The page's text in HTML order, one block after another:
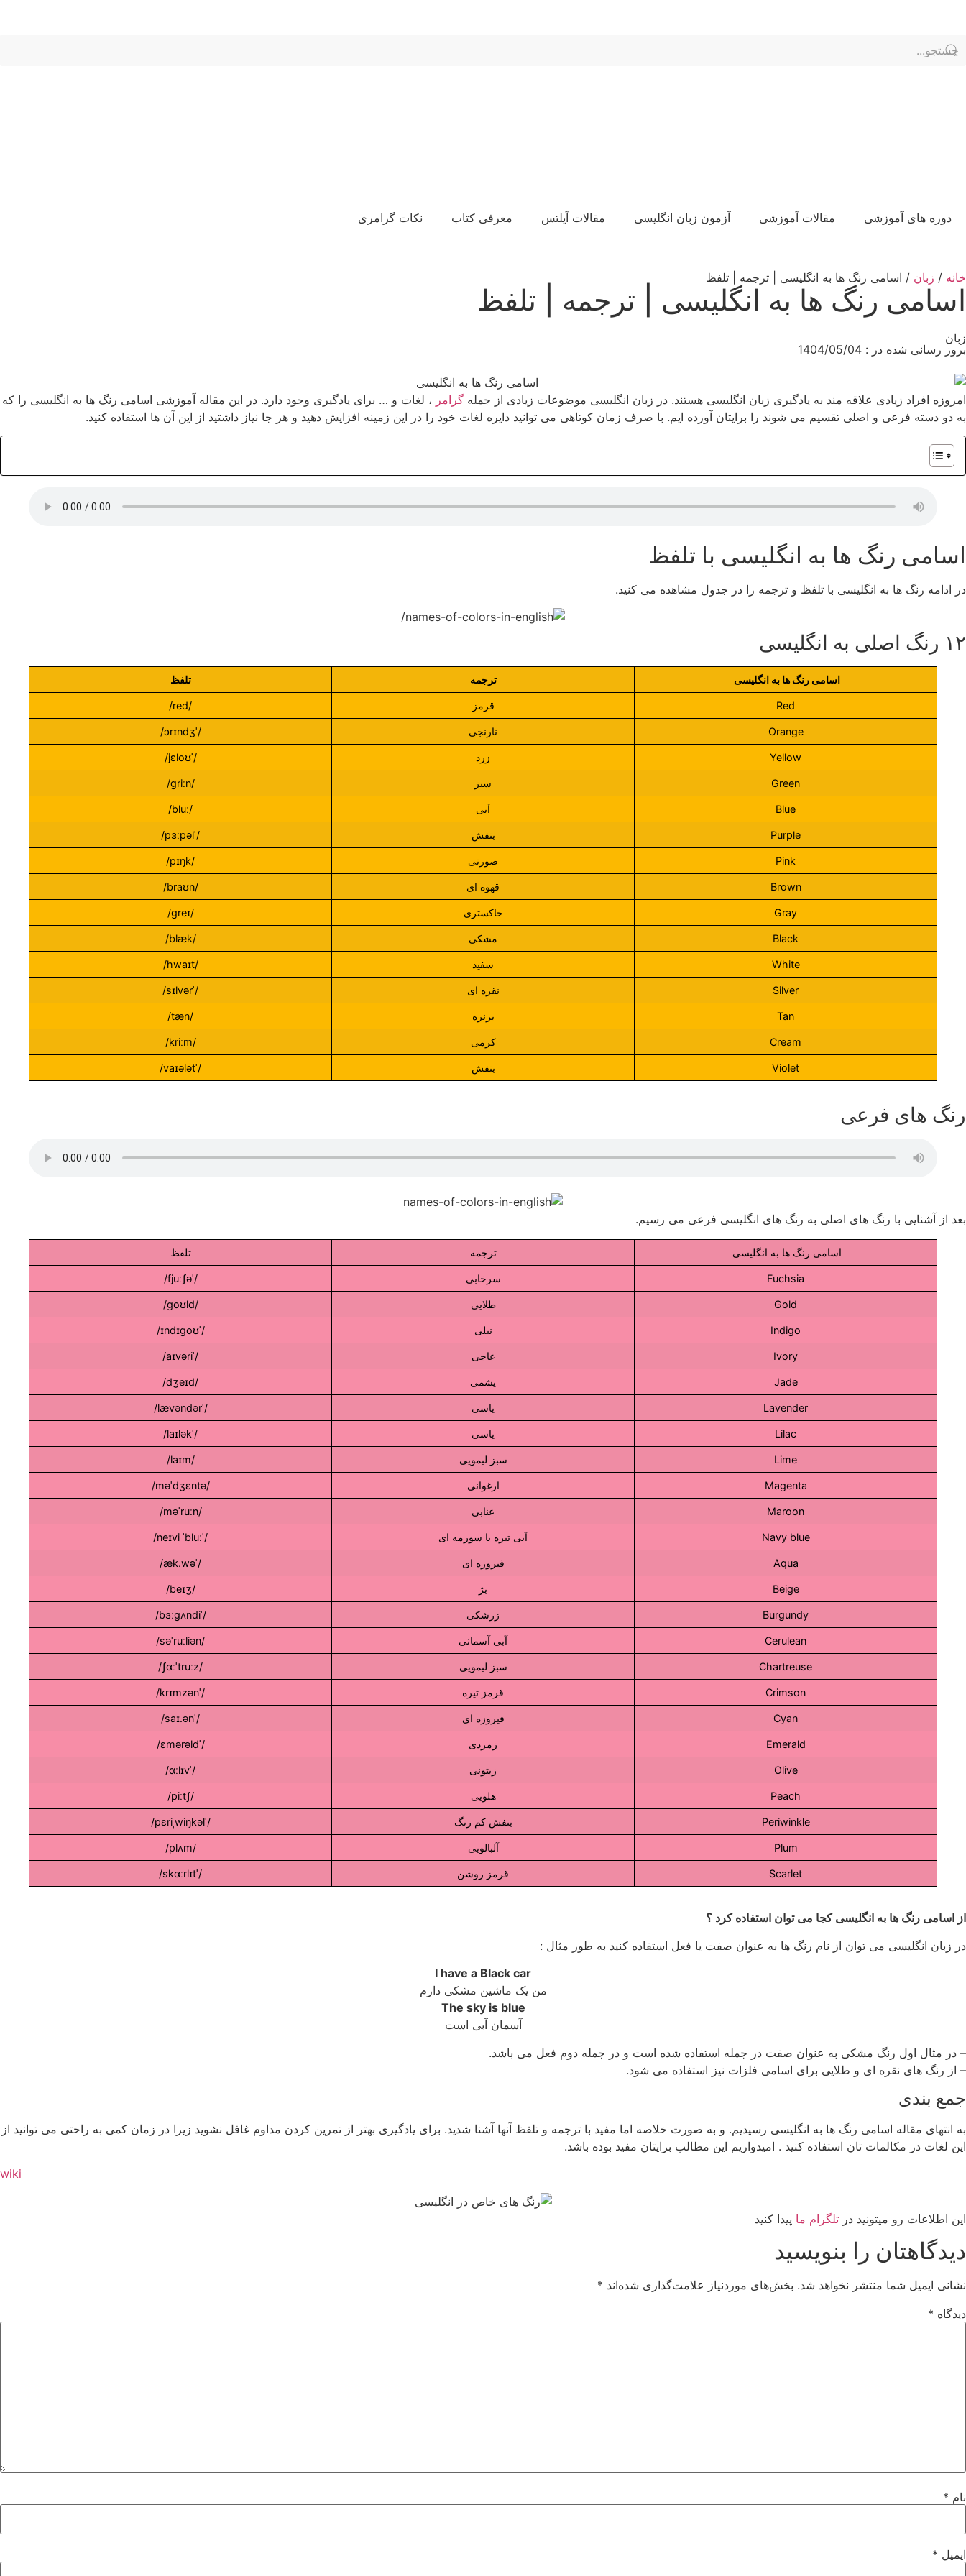
دوره های آموزشی مقالات آموزشی آزمون زبان انگلیسی مقالات آیلتس معرفی کتاب نکات گرامری
خانه / زبان / اسامی رنگ ها به انگلیسی | ترجمه | تلفظ
اسامی رنگ ها به انگلیسی | ترجمه | تلفظ
زبان
بروز رسانی شده در : 1404/05/04
امروزه افراد زیادی علاقه مند به یادگیری زبان انگلیسی هستند. در زبان انگلیسی موضوعات زیادی از جمله گرامر ، لغات و … برای یادگیری وجود دارد. در این مقاله آموزشی اسامی رنگ ها به انگلیسی را که
به دو دسته فرعی و اصلی تقسیم می شوند را برایتان آورده ایم. با صرف زمان کوتاهی می توانید دایره لغات خود را در این زمینه افزایش دهید و هر جا نیاز داشتید از این آن ها استفاده کنید.
اسامی رنگ ها به انگلیسی با تلفظ
در ادامه رنگ ها به انگلیسی با تلفظ و ترجمه را در جدول مشاهده می کنید.
۱۲ رنگ اصلی به انگلیسی
اسامی رنگ ها به انگلیسی ترجمه تلفظ
Red قرمز /red/
Orange نارنجی /ˈɔrɪndʒ/
Yellow زرد /ˈjɛloʊ/
Green سبز /ɡriːn/
Blue آبی /bluː/
Purple بنفش /ˈpɜːpəl/
Pink صورتی /pɪŋk/
Brown قهوه ای /braʊn/
Gray خاکستری /greɪ/
Black مشکی /blæk/
White سفید /hwaɪt/
Silver نقره ای /ˈsɪlvər/
Tan برنزه /tæn/
Cream کرمی /kriːm/
Violet بنفش /ˈvaɪələt/
رنگ های فرعی
بعد از آشنایی با رنگ های اصلی به رنگ های انگلیسی فرعی می رسیم.
اسامی رنگ ها به انگلیسی ترجمه تلفظ
Fuchsia سرخابی /ˈfjuːʃə/
Gold طلایی /ɡoʊld/
Indigo نیلی /ˈɪndɪɡoʊ/
Ivory عاجی /ˈaɪvəri/
Jade یشمی /dʒeɪd/
Lavender یاسی /ˈlævəndər/
Lilac یاسی /ˈlaɪlək/
Lime سبز لیمویی /laɪm/
Magenta ارغوانی /məˈdʒɛntə/
Maroon عنابی /məˈruːn/
Navy blue آبی تیره یا سورمه ای /ˈneɪvi ˈbluː/
Aqua فیروزه ای /ˈæk.wə/
Beige بژ /beɪʒ/
Burgundy زرشکی /ˈbɜːgʌndi/
Cerulean آبی آسمانی /səˈruːliən/
Chartreuse سبز لیمویی /ʃɑːˈtruːz/
Crimson قرمز تیره /ˈkrɪmzən/
Cyan فیروزه ای /ˈsaɪ.ən/
Emerald زمردی /ˈɛmərəld/
Olive زیتونی /ˈɑːlɪv/
Peach هلویی /piːtʃ/
Periwinkle بنفش کم رنگ /ˈpɛriˌwiŋkəl/
Plum آلبالویی /plʌm/
Scarlet قرمز روشن /ˈskɑːrlɪt/
از اسامی رنگ ها به انگلیسی کجا می توان استفاده کرد ؟
در زبان انگلیسی می توان از نام رنگ ها به عنوان صفت یا فعل استفاده کنید به طور مثال :
I have a Black car
من یک ماشین مشکی دارم
The sky is blue
آسمان آبی است
– در مثال اول رنگ مشکی به عنوان صفت در جمله استفاده شده است و در جمله دوم فعل می باشد.
– از رنگ های نقره ای و طلایی برای اسامی فلزات نیز استفاده می شود.
جمع بندی
به انتهای مقاله اسامی رنگ ها به انگلیسی رسیدیم. و به صورت خلاصه اما مفید با ترجمه و تلفظ آنها آشنا شدید. برای یادگیری بهتر از تمرین کردن مداوم غافل نشوید زیرا در زمان کمی به راحتی می توانید از
این لغات در مکالمات تان استفاده کنید . امیدواریم این مطالب برایتان مفید بوده باشد.
wiki
این اطلاعات رو میتونید در تلگرام ما پیدا کنید
دیدگاهتان را بنویسید
نشانی ایمیل شما منتشر نخواهد شد. بخش‌های موردنیاز علامت‌گذاری شده‌اند *
دیدگاه *
نام *
ایمیل *